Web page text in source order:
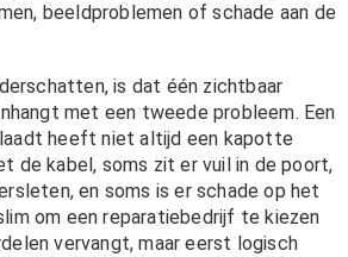
beeldproblemen of schade aan de
is dat één zichtbaar
met een tweede probleem. Een
heeft niet altijd een kapotte
de kabel, soms zit er vuil in de poort,
en soms is er schade op het
om een reparatiebedrijf te kiezen
vervangt, maar eerst logisch